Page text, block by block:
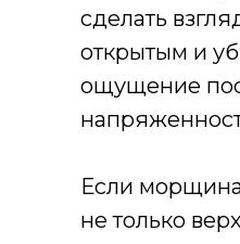
сделать
открытым и
ощущение
Если
не только